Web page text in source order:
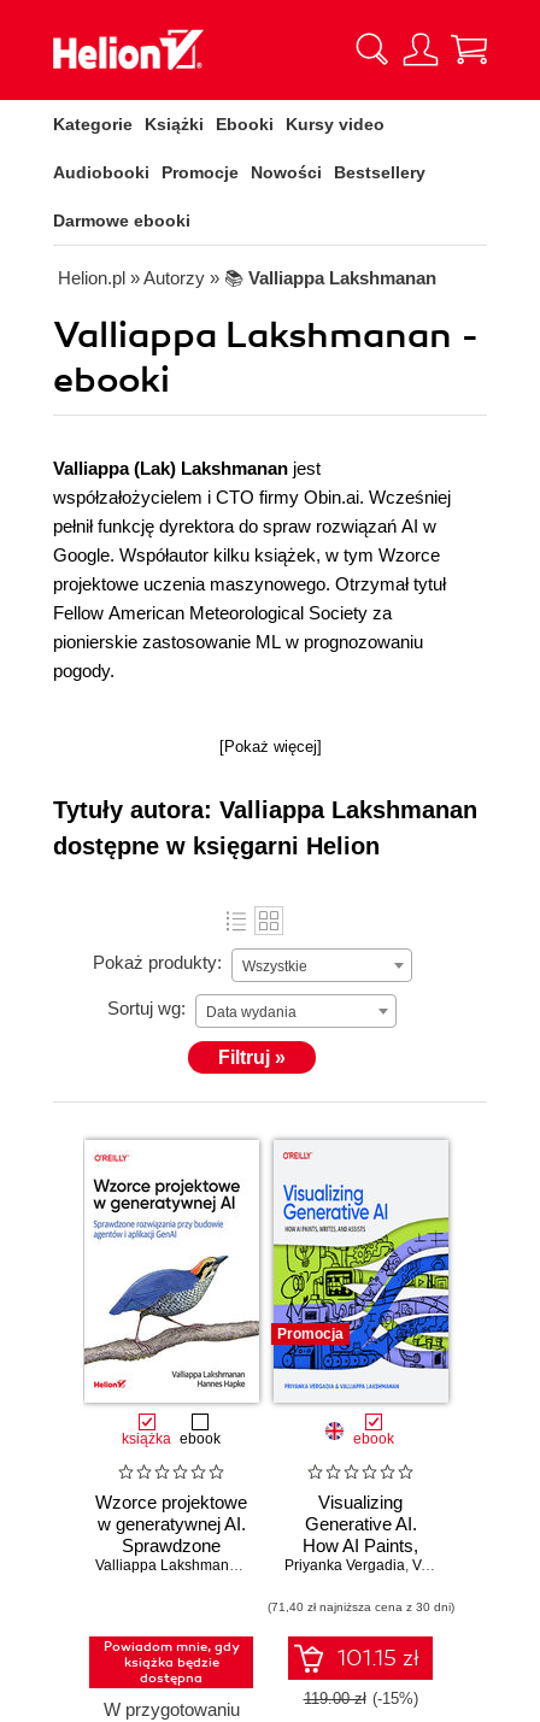
Kategorie Książki Ebooki Kursy video
Audiobooki Promocje Nowości Bestsellery
Darmowe ebooki
Helion.pl » Autorzy » 📚 Valliappa Lakshmanan
Valliappa Lakshmanan -
ebooki
Valliappa (Lak) Lakshmanan jest
współzałożycielem i CTO firmy Obin.ai. Wcześniej
pełnił funkcję dyrektora do spraw rozwiązań AI w
Google. Współautor kilku książek, w tym Wzorce
projektowe uczenia maszynowego. Otrzymał tytuł
Fellow American Meteorological Society za
pionierskie zastosowanie ML w prognozowaniu
pogody.
[Pokaż więcej]
Tytuły autora: Valliappa Lakshmanan
dostępne w księgarni Helion
Pokaż produkty: Wszystkie
Sortuj wg: Data wydania
Filtruj »
książka ebook
Wzorce projektowe
w generatywnej AI.
Sprawdzone
rozwiązania przyValliappa Lakshmanan Hannes Hapke
Powiadom mnie, gdy
książka będzie
dostępna
W przygotowaniu
Promocja
ebook
Visualizing
Generative AI.
How AI Paints,
Writes, and Assists
Priyanka Vergadia, Valliappa Lakshmanan
(71,40 zł najniższa cena z 30 dni)
101.15 zł
119.00 zł (-15%)